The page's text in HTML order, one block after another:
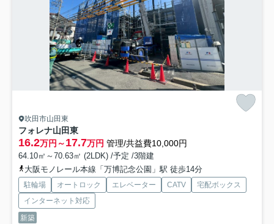
吹田市山田東
フォレナ山田東
16.2万円～17.7万円 管理/共益費10,000円
64.10㎡～70.63㎡ (2LDK) /予定 /3階建
大阪モノレール本線「万博記念公園」駅 徒歩14分
駐輪場 オートロック エレベーター CATV
宅配ボックス
インターネット対応
新築